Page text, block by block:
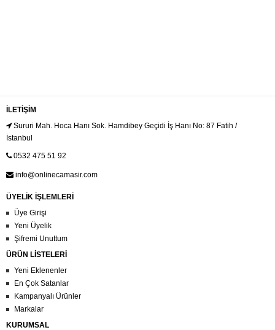
İLETIŞIM
Sururi Mah. Hoca Hanı Sok. Hamdibey Geçidi İş Hanı No: 87 Fatih /
İstanbul
0532 475 51 92
info@onlinecamasir.com
ÜYELİK İŞLEMLERİ
Üye Girişi
Yeni Üyelik
Şifremi Unuttum
ÜRÜN LİSTELERİ
Yeni Eklenenler
En Çok Satanlar
Kampanyalı Ürünler
Markalar
KURUMSAL